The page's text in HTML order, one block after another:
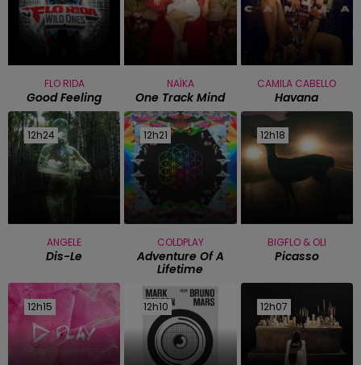
FLO RIDA
Good Feeling
NAÏKA
One Track Mind
CAMILA CABELLO
Havana
12h24
12h24
ANGELE
Dis-Le
12h21
12h21
COLDPLAY
Adventure Of A
Lifetime
12h18
12h18
BIGFLO & OLI
Picasso
12h15
12h15 12h10
12h10 12h07
12h07